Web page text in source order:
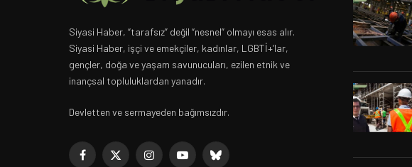
Siyasi Haber, “tarafsız” değil “nesnel” olmayı esas alır.
Siyasi Haber, işçi ve emekçiler, kadınlar, LGBTİ+’lar,
gençler, doğa ve yaşam savunucuları, ezilen etnik ve
inançsal topluluklardan yanadır.
Devletten ve sermayeden bağımsızdır.
Facebook
X InstagramYouTubeBluesky